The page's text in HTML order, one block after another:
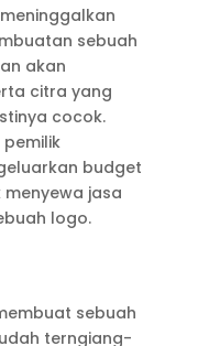
sebuah
akan
citra yang
cocok.
budget
jasa
logo.
sebuah
terngiang-